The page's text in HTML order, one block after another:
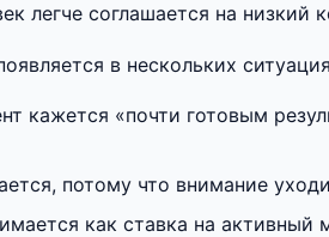
легче соглашается на
в нескольких
кажется «почти готовым
потому что внимание
как ставка на